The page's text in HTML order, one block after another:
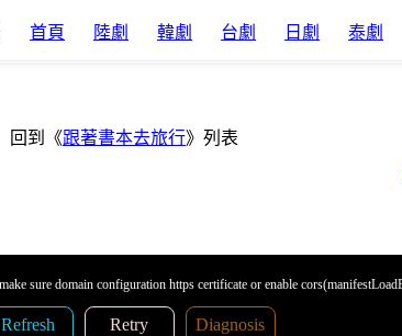
首頁 陸劇 韓劇 台劇 日劇 泰劇
回到《跟著書本去旅行》列表